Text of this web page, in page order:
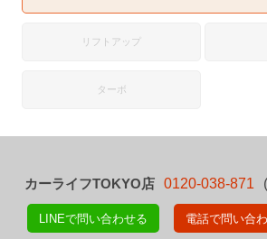
リフトアップ
ターボ
カーライフTOKYO店 0120-038-871
LINEで問い合わせる 電話で問い合